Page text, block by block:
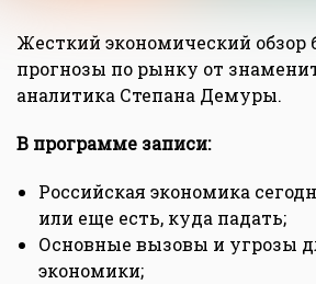
Жесткий экономический обзор
прогнозы по рынку от
аналитика Степана Демуры.
В программе записи:
Российская экономика
или еще есть, куда падать;
Основные вызовы и угрозы
экономики;